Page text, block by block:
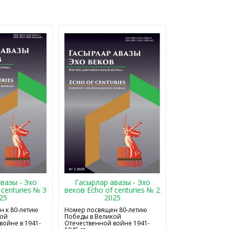
- Эхо
№ 3
к 80-летию
в 1941-
Гасырлар авазы - Эхо
веков Echo of centuries № 2
2025
Номер посвящен 80-летию
Победы в Великой
Отечественной войне 1941-